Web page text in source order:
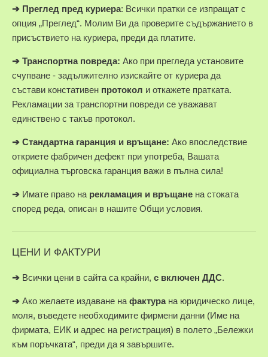
➔ Преглед пред куриера: Всички пратки се изпращат с
опция „Преглед“. Молим Ви да проверите съдържанието в
присъствието на куриера, преди да платите.
➔ Транспортна повреда: Ако при прегледа установите
счупване - задължително изискайте от куриера да
състави констативен протокол и откажете пратката.
Рекламации за транспортни повреди се уважават
единствено с такъв протокол.
➔ Стандартна гаранция и връщане: Ако впоследствие
откриете фабричен дефект при употреба, Вашата
официална търговска гаранция важи в пълна сила!
➔ Имате право на рекламация и връщане на стоката
според реда, описан в нашите Общи условия.
ЦЕНИ И ФАКТУРИ
➔ Всички цени в сайта са крайни, с включен ДДС.
➔ Ако желаете издаване на фактура на юридическо лице,
моля, въведете необходимите фирмени данни (Име на
фирмата, ЕИК и адрес на регистрация) в полето „Бележки
към поръчката“, преди да я завършите.